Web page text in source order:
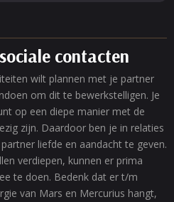
contacten
wilt plannen met je partner
om dit te bewerkstelligen. Je
op een diepe manier met de
zijn. Daardoor ben je in relaties
liefde en aandacht te geven.
verdiepen, kunnen er prima
te doen. Bedenk dat er t/m
van Mars en Mercurius hangt,